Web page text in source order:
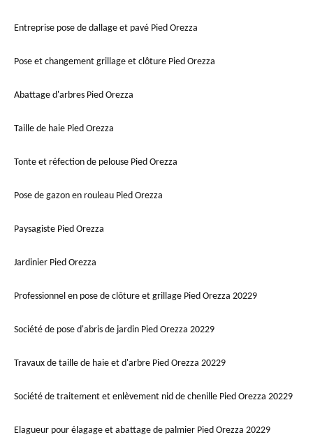
Entreprise pose de dallage et pavé Pied Orezza
Pose et changement grillage et clôture Pied Orezza
Abattage d'arbres Pied Orezza
Taille de haie Pied Orezza
Tonte et réfection de pelouse Pied Orezza
Pose de gazon en rouleau Pied Orezza
Paysagiste Pied Orezza
Jardinier Pied Orezza
Professionnel en pose de clôture et grillage Pied Orezza 20229
Société de pose d'abris de jardin Pied Orezza 20229
Travaux de taille de haie et d'arbre Pied Orezza 20229
Société de traitement et enlèvement nid de chenille Pied Orezza 20229
Elagueur pour élagage et abattage de palmier Pied Orezza 20229